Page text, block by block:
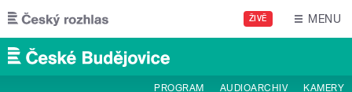
Přejít k hlavnímu obsahu
ŽIVĚ MENU
PROGRAM AUDIOARCHIV KAMERY